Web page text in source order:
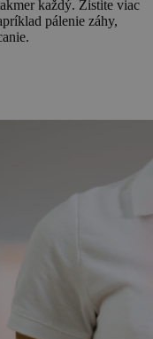
každý. Zistite viac
pálenie záhy,